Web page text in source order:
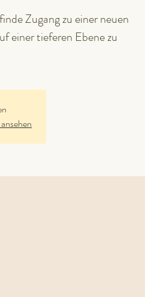
Zugang zu einer neuen
einer tieferen Ebene zu